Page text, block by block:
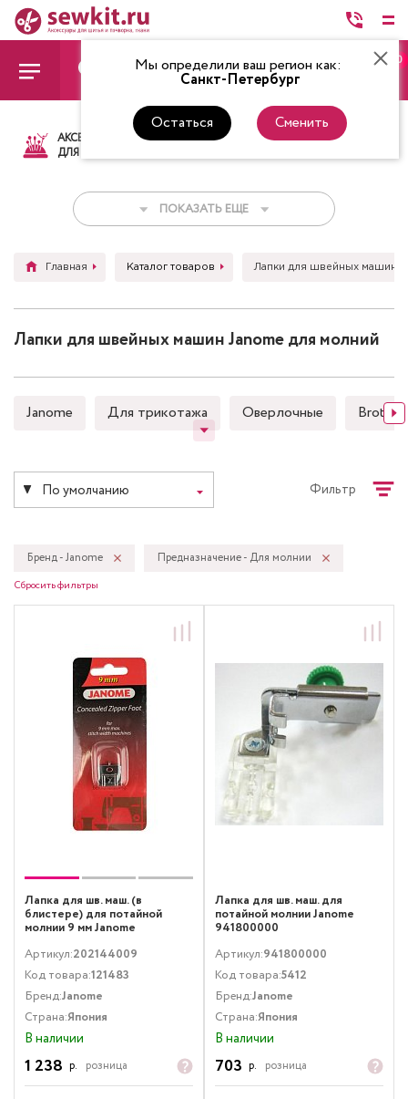
Мы определили ваш регион как:
Санкт-Петербург
Остаться Сменить
0
АКСЕССУАРЫ
ДЛЯ ШИТЬЯ
ТКАНИ НИТКИ
ПОКАЗАТЬ ЕЩЕ
Главная Каталог товаров Лапки для швейных машин
Лапки для швейных машин Janome для молний
Janome Для трикотажа Оверлочные Brother
По умолчанию Фильтр
Бренд - Janome Предназначение - Для молнии
Сбросить фильтры
Лапка для шв. маш. (в
блистере) для потайной
молнии 9 мм Janome
Артикул:202144009
Код товара:121483
Бренд:Janome
Страна:Япония
В наличии
1 238 р. розница
Лапка для шв. маш. для
потайной молнии Janome
941800000
Артикул:941800000
Код товара:5412
Бренд:Janome
Страна:Япония
В наличии
703 р. розница